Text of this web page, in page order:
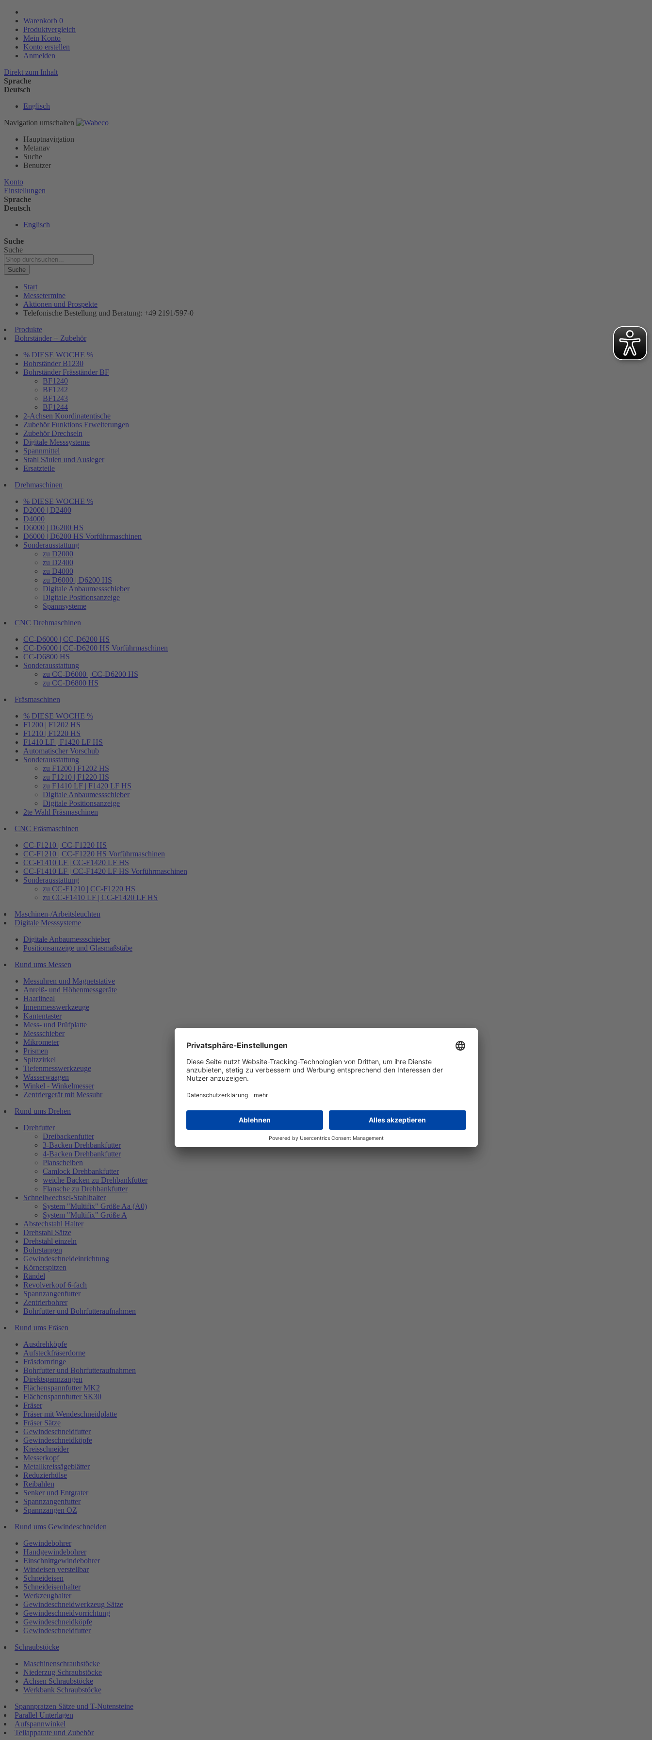
Warenkorb 0
Produktvergleich
Mein Konto
Konto erstellen
Anmelden
Direkt zum Inhalt
Sprache
Deutsch
Englisch
Navigation umschalten
Hauptnavigation
Metanav
Suche
Benutzer
Konto
Einstellungen
Sprache
Deutsch
Englisch
Suche
Suche
Suche
Start
Messetermine
Aktionen und Prospekte
Telefonische Bestellung und Beratung: +49 2191/597-0
Produkte
Bohrständer + Zubehör
% DIESE WOCHE %
Bohrständer B1230
Bohrständer Fräsständer BF
BF1240
BF1242
BF1243
BF1244
2-Achsen Koordinatentische
Zubehör Funktions Erweiterungen
Zubehör Drechseln
Digitale Messsysteme
Spannmittel
Stahl Säulen und Ausleger
Ersatzteile
Drehmaschinen
% DIESE WOCHE %
D2000 | D2400
D4000
D6000 | D6200 HS
D6000 | D6200 HS Vorführmaschinen
Sonderausstattung
zu D2000
zu D2400
zu D4000
zu D6000 | D6200 HS
Digitale Anbaumessschieber
Digitale Positionsanzeige
Spannsysteme
CNC Drehmaschinen
CC-D6000 | CC-D6200 HS
CC-D6000 | CC-D6200 HS Vorführmaschinen
CC-D6800 HS
Sonderausstattung
zu CC-D6000 | CC-D6200 HS
zu CC-D6800 HS
Fräsmaschinen
% DIESE WOCHE %
F1200 | F1202 HS
F1210 | F1220 HS
F1410 LF | F1420 LF HS
Automatischer Vorschub
Sonderausstattung
zu F1200 | F1202 HS
zu F1210 | F1220 HS
zu F1410 LF | F1420 LF HS
Digitale Anbaumessschieber
Digitale Positionsanzeige
2te Wahl Fräsmaschinen
CNC Fräsmaschinen
CC-F1210 | CC-F1220 HS
CC-F1210 | CC-F1220 HS Vorführmaschinen
CC-F1410 LF | CC-F1420 LF HS
CC-F1410 LF | CC-F1420 LF HS Vorführmaschinen
Sonderausstattung
zu CC-F1210 | CC-F1220 HS
zu CC-F1410 LF | CC-F1420 LF HS
Maschinen-/Arbeitsleuchten
Digitale Messsysteme
Digitale Anbaumessschieber
Positionsanzeige und Glasmaßstäbe
Rund ums Messen
Messuhren und Magnetstative
Anreiß- und Höhenmessgeräte
Haarlineal
Innenmesswerkzeuge
Kantentaster
Mess- und Prüfplatte
Messschieber
Mikrometer
Prismen
Spitzzirkel
Tiefenmesswerkzeuge
Wasserwaagen
Winkel - Winkelmesser
Zentriergerät mit Messuhr
Rund ums Drehen
Drehfutter
Dreibackenfutter
3-Backen Drehbankfutter
4-Backen Drehbankfutter
Planscheiben
Camlock Drehbankfutter
weiche Backen zu Drehbankfutter
Flansche zu Drehbankfutter
Schnellwechsel-Stahlhalter
System "Multifix" Größe Aa (A0)
System "Multifix" Größe A
Abstechstahl Halter
Drehstahl Sätze
Drehstahl einzeln
Bohrstangen
Gewindeschneideinrichtung
Körnerspitzen
Rändel
Revolverkopf 6-fach
Spannzangenfutter
Zentrierbohrer
Bohrfutter und Bohrfutteraufnahmen
Rund ums Fräsen
Ausdrehköpfe
Aufsteckfräserdorne
Fräsdornringe
Bohrfutter und Bohrfutteraufnahmen
Direktspannzangen
Flächenspannfutter MK2
Flächenspannfutter SK30
Fräser
Fräser mit Wendeschneidplatte
Fräser Sätze
Gewindeschneidfutter
Gewindeschneidköpfe
Kreisschneider
Messerkopf
Metallkreissägeblätter
Reduzierhülse
Reibahlen
Senker und Entgrater
Spannzangenfutter
Spannzangen OZ
Rund ums Gewindeschneiden
Gewindebohrer
Handgewindebohrer
Einschnittgewindebohrer
Windeisen verstellbar
Schneideisen
Schneideisenhalter
Werkzeughalter
Gewindeschneidwerkzeug Sätze
Gewindeschneidvorrichtung
Gewindeschneidköpfe
Gewindeschneidfutter
Schraubstöcke
Maschinenschraubstöcke
Niederzug Schraubstöcke
Achsen Schraubstöcke
Werkbank Schraubstöcke
Spannpratzen Sätze und T-Nutensteine
Parallel Unterlagen
Aufspannwinkel
Teilapparate und Zubehör